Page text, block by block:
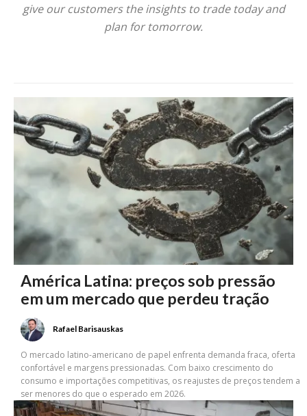
give our customers the insights to trade today and
plan for tomorrow.
América Latina: preços sob pressão
em um mercado que perdeu tração
Rafael Barisauskas
O mercado latino-americano de papel enfrenta demanda fraca, oferta
confortável e margens pressionadas. Com baixo crescimento do
consumo e importações competitivas, os reajustes de preços tendem a
ser menores do que o esperado em 2026.